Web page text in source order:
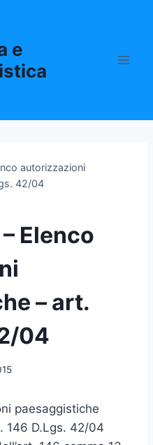
e
autorizzazioni
42/04
Elenco
– art.
04
paesaggistiche
146 D.Lgs. 42/04